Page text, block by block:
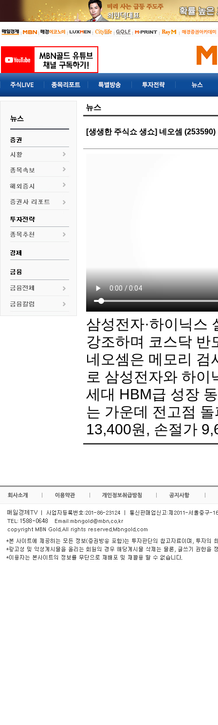
뉴스
[생생한 주식쇼 생쇼] 네오셈 (253590)
삼성전자·하이닉스
강조하며 코스닥
네오셈은 메모리 검
로 삼성전자와 하이
세대 HBM급 성장
는 가운데 전고점
13,400원, 손절가